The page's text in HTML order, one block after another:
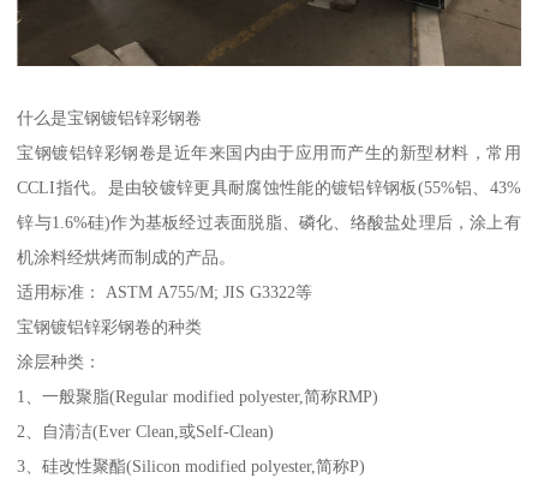
什么是宝钢镀铝锌彩钢卷
宝钢镀铝锌彩钢卷是近年来国内由于应用而产生的新型材料，常用
CCLI指代。是由较镀锌更具耐腐蚀性能的镀铝锌钢板(55%铝、43%
锌与1.6%硅)作为基板经过表面脱脂、磷化、络酸盐处理后，涂上有
机涂料经烘烤而制成的产品。
适用标准： ASTM A755/M; JIS G3322等
宝钢镀铝锌彩钢卷的种类
涂层种类：
1、一般聚脂(Regular modified polyester,简称RMP)
2、自清洁(Ever Clean,或Self-Clean)
3、硅改性聚酯(Silicon modified polyester,简称P)